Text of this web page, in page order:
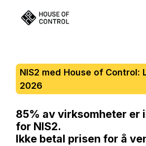
NIS2 med House of Control:
2026
85% av virksomheter er
for NIS2.
Ikke betal prisen for å